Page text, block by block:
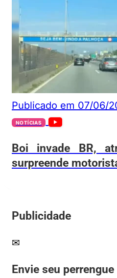
Publicado em 07/06/
NOTÍCIAS
Boi invade BR,
surpreende
Publicidade
✉
Envie seu